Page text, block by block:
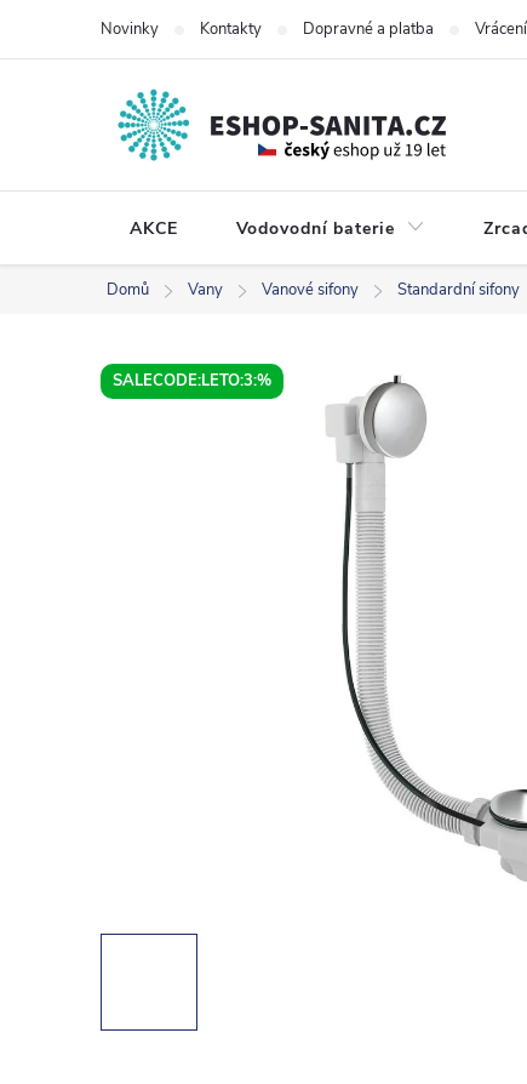
Novinky Kontakty Dopravné a platba
AKCE Vodovodní baterie
Domů Vany Vanové sifony Standardní sifony
SALECODE:LETO:3:%